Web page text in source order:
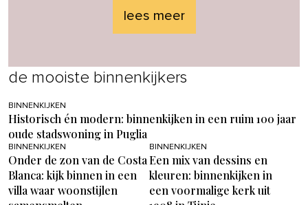
lees meer
de mooiste binnenkijkers
BINNENKIJKEN
Historisch én modern: binnenkijken in een ruim 100 jaar
oude stadswoning in Puglia
BINNENKIJKEN
Onder de zon van de Costa
Blanca: kijk binnen in een
villa waar woonstijlen
BINNENKIJKEN
Een mix van dessins en
kleuren: binnenkijken in
een voormalige kerk uit